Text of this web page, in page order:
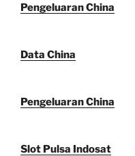
Pengeluaran China
Data China
Pengeluaran China
Slot Pulsa Indosat